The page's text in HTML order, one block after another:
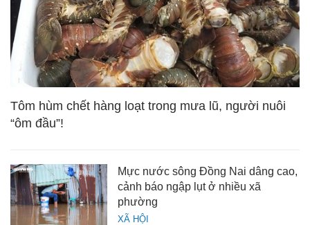
Tôm hùm chết hàng loạt trong mưa lũ, người nuôi
“ôm đầu”!
XÃ HỘI
Mực nước sông Đồng Nai dâng cao,
cảnh báo ngập lụt ở nhiều xã
phường